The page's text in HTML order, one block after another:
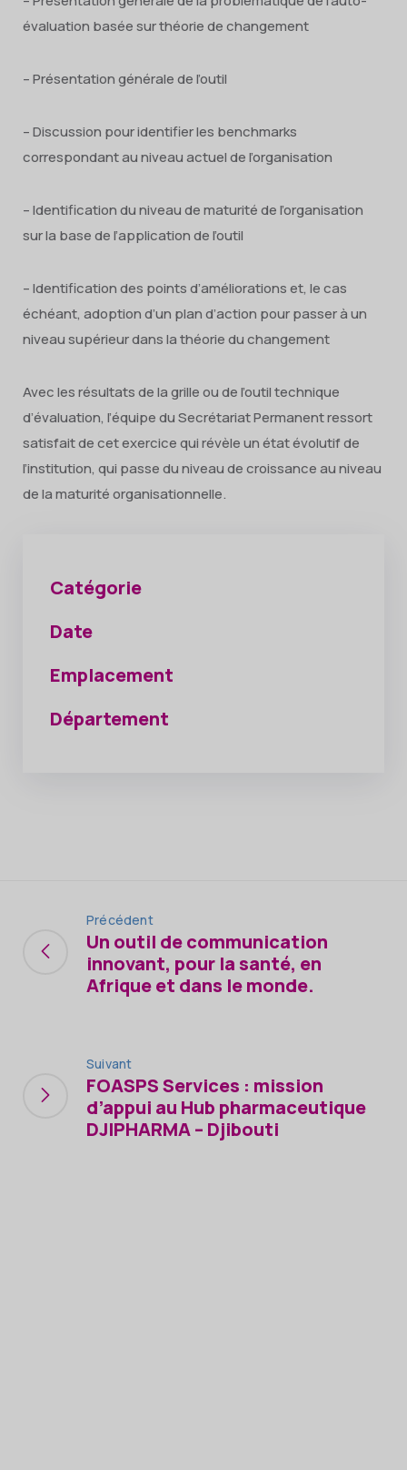
évaluation basée sur théorie de changement
– Présentation générale de l’outil
– Discussion pour identifier les benchmarks
correspondant au niveau actuel de l’organisation
– Identification du niveau de maturité de l’organisation
sur la base de l’application de l’outil
– Identification des points d’améliorations et, le cas
échéant, adoption d’un plan d’action pour passer à un
niveau supérieur dans la théorie du changement
Avec les résultats de la grille ou de l’outil technique
d’évaluation, l’équipe du Secrétariat Permanent ressort
satisfait de cet exercice qui révèle un état évolutif de
l’institution, qui passe du niveau de croissance au niveau
de la maturité organisationnelle.
Catégorie
Date
Emplacement
Département
Précédent
Un outil de communication
innovant, pour la santé, en
Afrique et dans le monde.
Suivant
FOASPS Services : mission
d’appui au Hub pharmaceutique
DJIPHARMA – Djibouti